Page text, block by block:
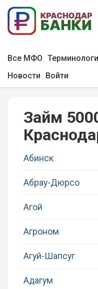
Все МФО
Новости
Войти
Займ
Абинск
Абрау-Дюрсо
Агой
Агроном
Агуй-Шапсуг
Адагум